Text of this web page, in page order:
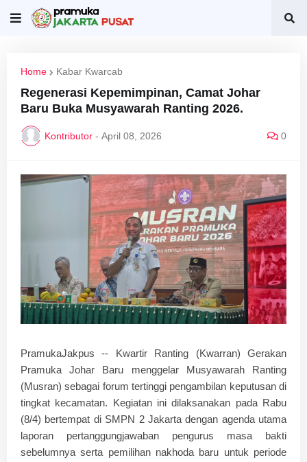
Home Kabar Kwarcab
Regenerasi Kepemimpinan, Camat Johar
Baru Buka Musyawarah Ranting 2026.
Kontributor - April 08, 2026 0
PramukaJakpus -- Kwartir Ranting (Kwarran) Gerakan
Pramuka Johar Baru menggelar Musyawarah Ranting
(Musran) sebagai forum tertinggi pengambilan keputusan di
tingkat kecamatan. Kegiatan ini dilaksanakan pada Rabu
(8/4) bertempat di SMPN 2 Jakarta dengan agenda utama
laporan pertanggungjawaban pengurus masa bakti
sebelumnya serta pemilihan nakhoda baru untuk periode